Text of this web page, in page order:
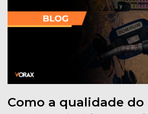
Como a qualidade do